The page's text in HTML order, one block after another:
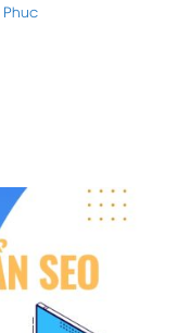
Phuc